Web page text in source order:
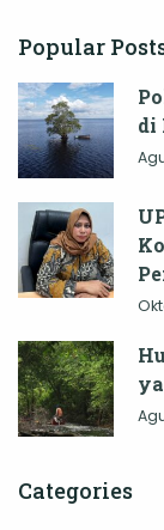
Popular
di
Categories